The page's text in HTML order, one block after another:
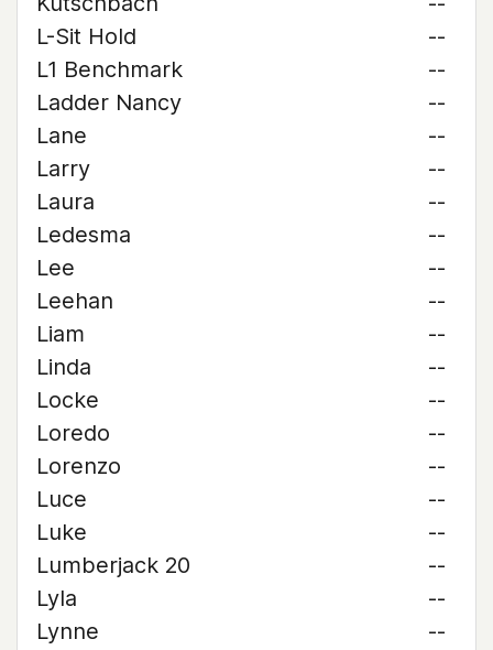
L-Sit Hold
--
L1 Benchmark
--
Ladder Nancy
--
Lane
--
Larry
--
Laura
--
Ledesma
--
Lee
--
Leehan
--
Liam
--
Linda
--
Locke
--
Loredo
--
Lorenzo
--
Luce
--
Luke
--
Lumberjack 20
--
Lyla
--
Lynne
--